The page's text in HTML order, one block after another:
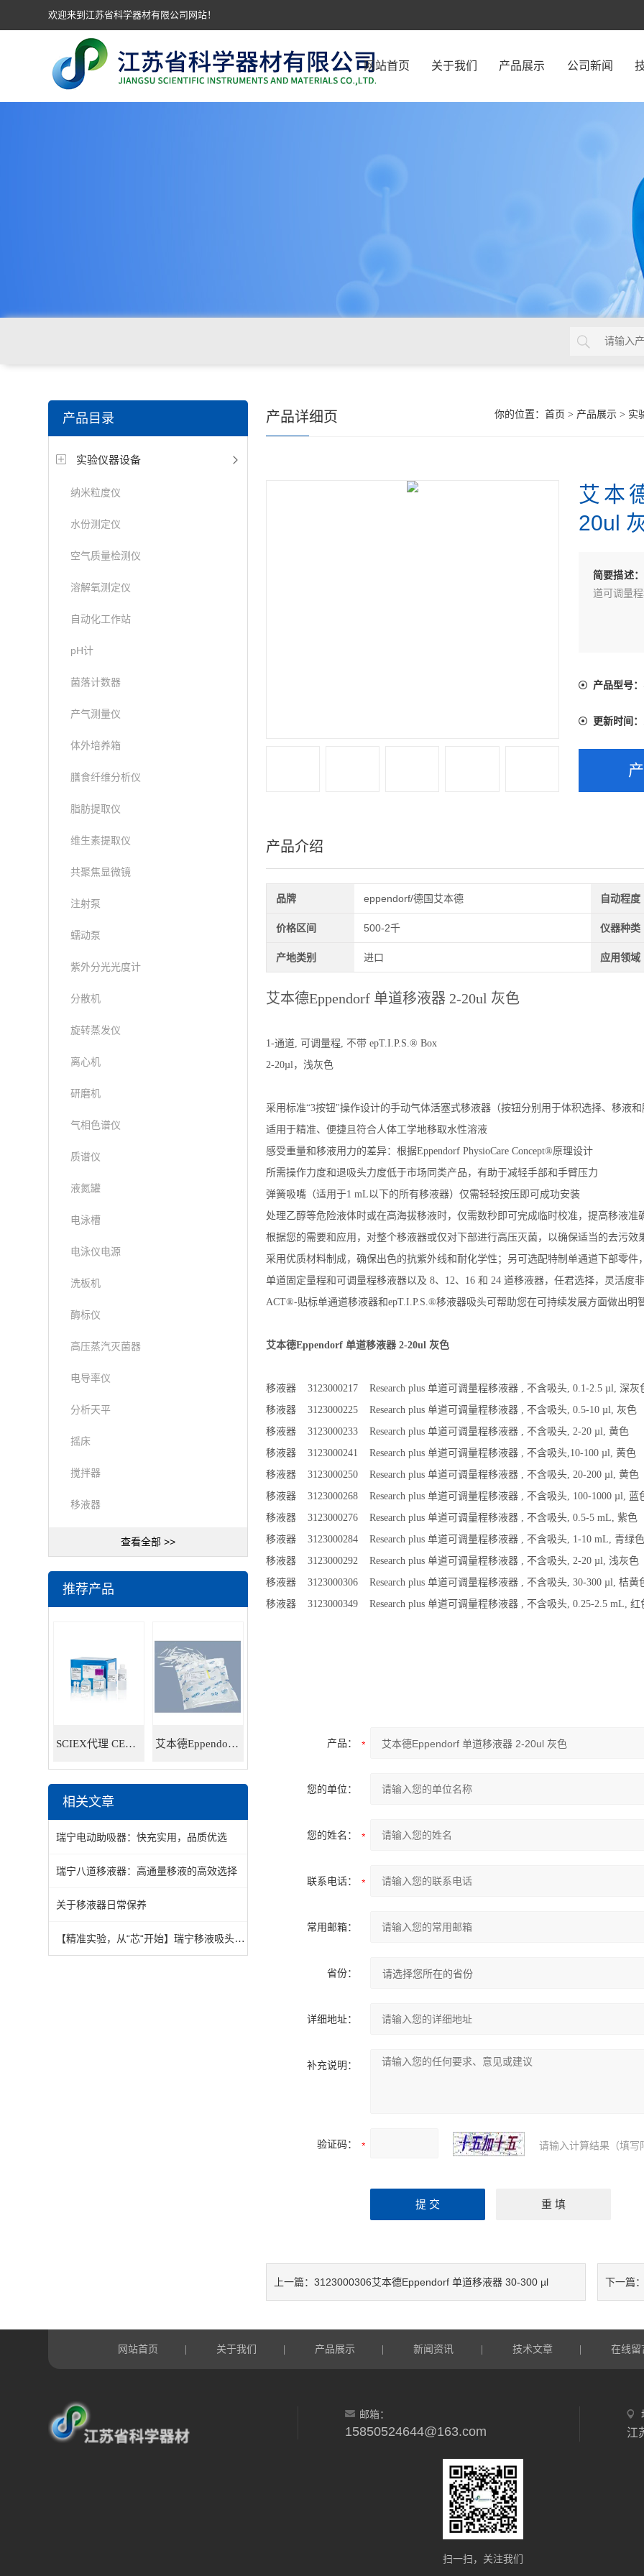
欢迎来到江苏省科学器材有限公司网站！
网站首页 关于我们 产品展示 公司新闻
你的位置： 首页 > 产品展示> 实
产品详细页
艾本
20ul
简要描述：
道可调量
产品型号：
更新时间：
产品介绍
品牌 eppendorf/德国艾本德 自动程度
价格区间 500-2千 仪器种类
产地类别 进口 应用领域
艾本德Eppendorf 单道移液器 2-20ul 灰色
1-通道, 可调量程, 不带 epT.I.P.S.® Box
2-20µl，浅灰色
采用标准“3按钮"操作设计的手动气体活塞式移液器（按钮分别用于体积选择、移液和
适用于精准、便捷且符合人体工学地移取水性溶液
感受重量和移液用力的差异：根据Eppendorf PhysioCare Concept®原理设计
所需操作力度和退吸头力度低于市场同类产品，有助于减轻手部和手臂压力
弹簧吸嘴（适用于1 mL以下的所有移液器）仅需轻轻按压即可成功安装
处理乙醇等危险液体时或在高海拔移液时，仅需数秒即可完成临时校准，提高移液准
根据您的需要和应用，对整个移液器或仅对下部进行高压灭菌，以确保适当的去污效
采用优质材料制成，确保出色的抗紫外线和耐化学性；另可选配特制单通道下部零件
单道固定量程和可调量程移液器以及 8、12、16 和 24 道移液器，任君选择，灵活度非
ACT®-贴标单通道移液器和epT.I.P.S.®移液器吸头可帮助您在可持续发展方面做出明
艾本德Eppendorf 单道移液器 2-20ul 灰色
移液器 3123000217 Research plus 单道可调量程移液器 , 不含吸头, 0.1-2.5 µl, 深灰
移液器 3123000225 Research plus 单道可调量程移液器 , 不含吸头, 0.5-10 µl, 灰色
移液器 3123000233 Research plus 单道可调量程移液器 , 不含吸头, 2-20 µl, 黄色
移液器 3123000241 Research plus 单道可调量程移液器 , 不含吸头,10-100 µl, 黄色
移液器 3123000250 Research plus 单道可调量程移液器 , 不含吸头, 20-200 µl, 黄色
移液器 3123000268 Research plus 单道可调量程移液器 , 不含吸头, 100-1000 µl, 蓝
移液器 3123000276 Research plus 单道可调量程移液器 , 不含吸头, 0.5-5 mL, 紫色
移液器 3123000284 Research plus 单道可调量程移液器 , 不含吸头, 1-10 mL, 青绿色
移液器 3123000292 Research plus 单道可调量程移液器 , 不含吸头, 2-20 µl, 浅灰色
移液器 3123000306 Research plus 单道可调量程移液器 , 不含吸头, 30-300 µl, 桔黄
移液器 3123000349 Research plus 单道可调量程移液器 , 不含吸头, 0.25-2.5 mL, 红
产品：
您的单位：
您的姓名：
联系电话：
常用邮箱：
省份：
详细地址：
补充说明：
验证码： 请输入计算结果（填写
上一篇： 3123000306艾本德Eppendorf 单道移液器 30-300 µl 下一篇
产品目录
实验仪器设备
纳米粒度仪
水份测定仪
空气质量检测仪
溶解氧测定仪
自动化工作站
pH计
菌落计数器
产气测量仪
体外培养箱
膳食纤维分析仪
脂肪提取仪
维生素提取仪
共聚焦显微镜
注射泵
蠕动泵
紫外分光光度计
分散机
旋转蒸发仪
离心机
研磨机
气相色谱仪
质谱仪
液氮罐
电泳槽
电泳仪电源
洗板机
酶标仪
高压蒸汽灭菌器
电导率仪
分析天平
摇床
搅拌器
移液器
查看全部 >>
推荐产品
SCIEX代理 CE耗材试剂 毛细管电泳试剂耗材 艾本德Eppendorf 5ml移液器吸头 30000978
相关文章
瑞宁电动助吸器：快充实用，品质优选
瑞宁八道移液器：高通量移液的高效选择
关于移液器日常保养
【精准实验，从“芯“开始】瑞宁移液吸头耗材全系解决方案
网站首页 关于我们 产品展示 新闻资讯 技术文章 在线留
邮箱：
15850524644@163.com
扫一扫，关注我们